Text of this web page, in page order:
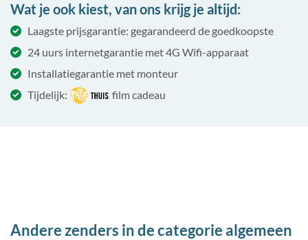
Wat je ook kiest, van ons krijg je altijd:
Laagste prijsgarantie: gegarandeerd de goedkoopste
24 uurs internetgarantie met 4G Wifi-apparaat
Installatiegarantie met monteur
Tijdelijk:
film cadeau
Andere zenders in de categorie algemeen